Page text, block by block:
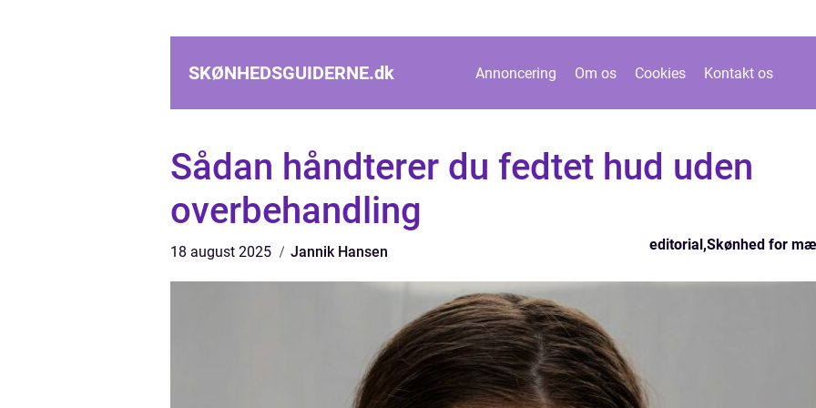
SKØNHEDSGUIDERNE.dk Annoncering Om os Cookies Kontakt os
Sådan håndterer du fedtet hud uden
overbehandling
18 august 2025 Jannik Hansen editorial,Skønhed for